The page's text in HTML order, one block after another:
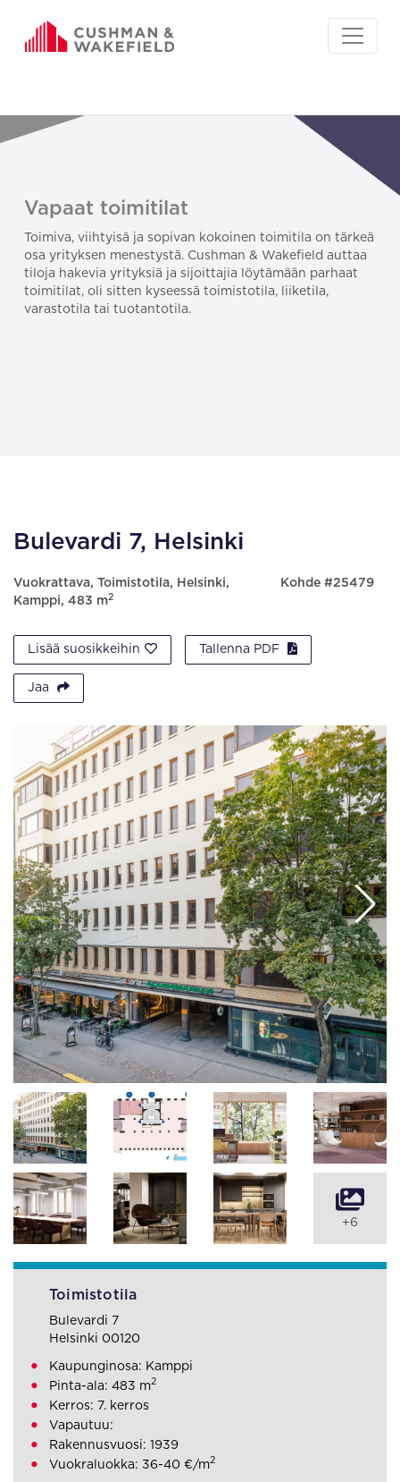
Vapaat toimitilat
Toimiva, viihtyisä ja sopivan kokoinen toimitila on tärkeä
osa yrityksen menestystä. Cushman & Wakefield auttaa
tiloja hakevia yrityksiä ja sijoittajia löytämään parhaat
toimitilat, oli sitten kyseessä toimistotila, liiketila,
varastotila tai tuotantotila.
Bulevardi 7, Helsinki
Vuokrattava, Toimistotila, Helsinki,
Kamppi, 483 m2
Kohde #25479
Lisää suosikkeihin Tallenna PDF
Jaa
+6
Toimistotila
Bulevardi 7
Helsinki 00120
Kaupunginosa: Kamppi
Pinta-ala: 483 m2
Kerros: 7. kerros
Vapautuu:
Rakennusvuosi: 1939
Vuokraluokka: 36-40 €/m2